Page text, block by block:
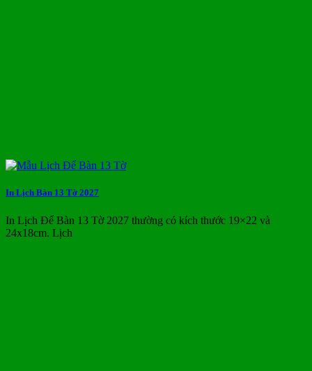
In Lịch Bàn 13 Tờ 2027
In Lịch Để Bàn 13 Tờ 2027 thường có kích thước 19×22 và
24x18cm. Lịch